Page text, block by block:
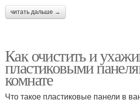
читать дальше →
Как очистить и
пластиковыми
комнате
Что такое пластиковые панели в